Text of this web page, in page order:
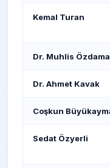
Kemal Turan
Dr. Muhlis
Dr. Ahmet Kavak
Coşkun
Sedat Özyerli